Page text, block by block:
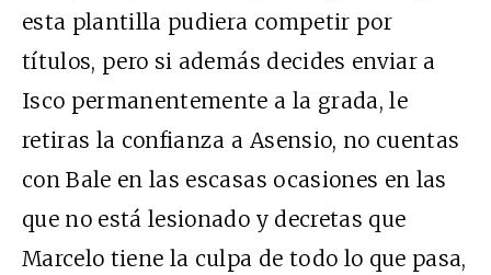
esta plantilla pudiera competir por
títulos, pero si además decides enviar a
Isco permanentemente a la grada, le
retiras la confianza a Asensio, no cuentas
con Bale en las escasas ocasiones en las
que no está lesionado y decretas que
Marcelo tiene la culpa de todo lo que pasa,